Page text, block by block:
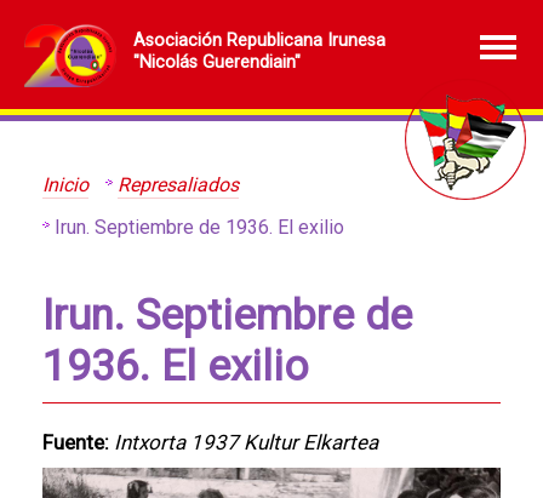
Asociación Republicana Irunesa
"Nicolás Guerendiain"
Inicio
Represaliados
Irun. Septiembre de 1936. El exilio
Irun. Septiembre de
1936. El exilio
Fuente: Intxorta 1937 Kultur Elkartea